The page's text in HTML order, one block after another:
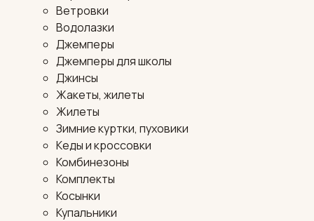
Ветровки
Водолазки
Джемперы
Джемперы для школы
Джинсы
Жакеты, жилеты
Жилеты
Зимние куртки, пуховики
Кеды и кроссовки
Комбинезоны
Комплекты
Косынки
Купальники